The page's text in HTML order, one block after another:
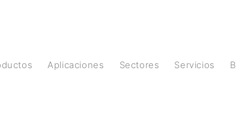
Aplicaciones Sectores Servicios